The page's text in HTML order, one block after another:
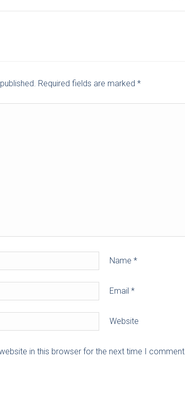
Required fields are marked *
Name *
Email *
Website
in this browser for the next time I comment.